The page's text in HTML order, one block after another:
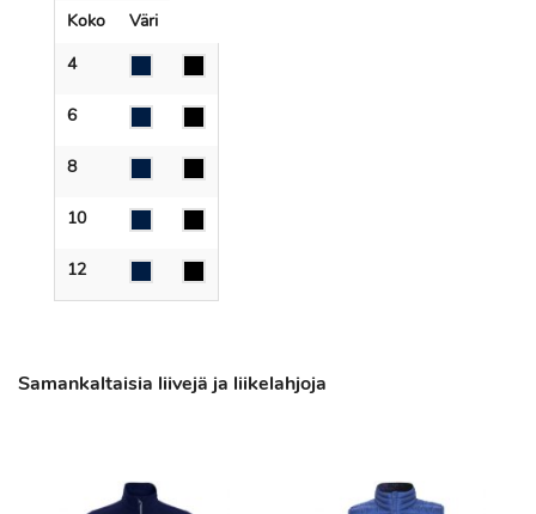
Koko
Väri
4
6
8
10
12
Samankaltaisia liivejä ja liikelahjoja